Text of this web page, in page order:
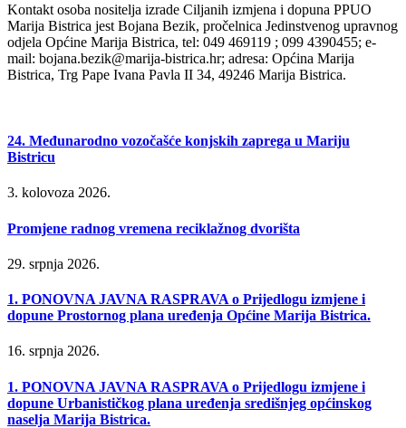
Kontakt osoba nositelja izrade Ciljanih izmjena i dopuna PPUO
Marija Bistrica jest Bojana Bezik, pročelnica Jedinstvenog upravnog
odjela Općine Marija Bistrica, tel: 049 469119 ; 099 4390455; e-
mail: bojana.bezik@marija-bistrica.hr; adresa: Općina Marija
Bistrica, Trg Pape Ivana Pavla II 34, 49246 Marija Bistrica.
24. Međunarodno vozočašće konjskih zaprega u Mariju
Bistricu
3. kolovoza 2026.
Promjene radnog vremena reciklažnog dvorišta
29. srpnja 2026.
1. PONOVNA JAVNA RASPRAVA o Prijedlogu izmjene i
dopune Prostornog plana uređenja Općine Marija Bistrica.
16. srpnja 2026.
1. PONOVNA JAVNA RASPRAVA o Prijedlogu izmjene i
dopune Urbanističkog plana uređenja središnjeg općinskog
naselja Marija Bistrica.